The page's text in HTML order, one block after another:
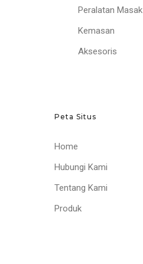
Peralatan Masak
Kemasan
Aksesoris
Peta Situs
Home
Hubungi Kami
Tentang Kami
Produk